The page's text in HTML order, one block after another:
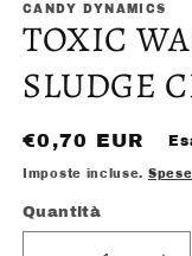
multimediali
1
in
modale
CANDY DYNAMICS
TOXIC
SLUDGE
Prezzo
di
€0,70 EUR
Imposte incluse.
Quantità